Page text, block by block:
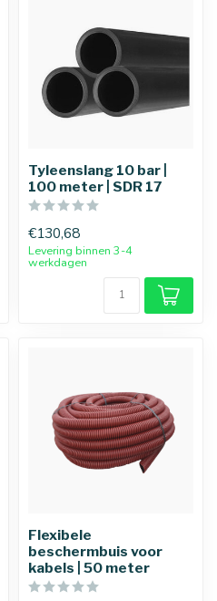
Tyleenslang 10 bar |
100 meter | SDR 17
€130,68
Levering binnen 3-4
werkdagen
Flexibele
beschermbuis voor
kabels | 50 meter